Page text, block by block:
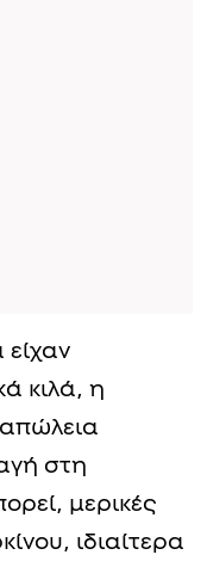
είχαν
κιλά, η
στη
μερικές
ιδιαίτερα